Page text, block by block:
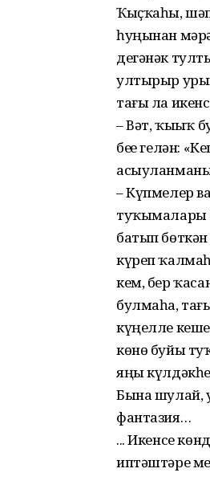
Ҡыҫҡаһы,
һуңынан
дегәнәк
ултырыр
тағы ла
– Вәт, ҡыҙыҡ
беҙҙе гелән:
– Күпмелер
батып
күреп
кем, бер
булмаһа,
күңелле
көнө буйы
яңы
Бына шулай,
фантазия…
... Икенсе
иптәштәре